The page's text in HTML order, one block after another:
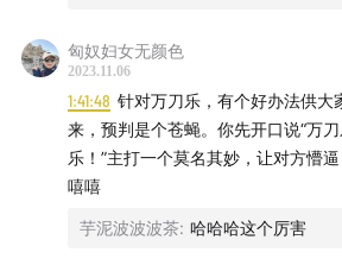
点击👉 日谈公园品牌官网
微信公众号：日谈公园
微博：@日谈公园
匈奴妇女无颜色
2023.11.06
1:41:48 针对万刀乐，有个好办法供大
来，预判是个苍蝇。你先开口说“万
乐！”主打一个莫名其妙，让对方懵
嘻嘻
芋泥波波波茶: 哈哈哈这个厉害